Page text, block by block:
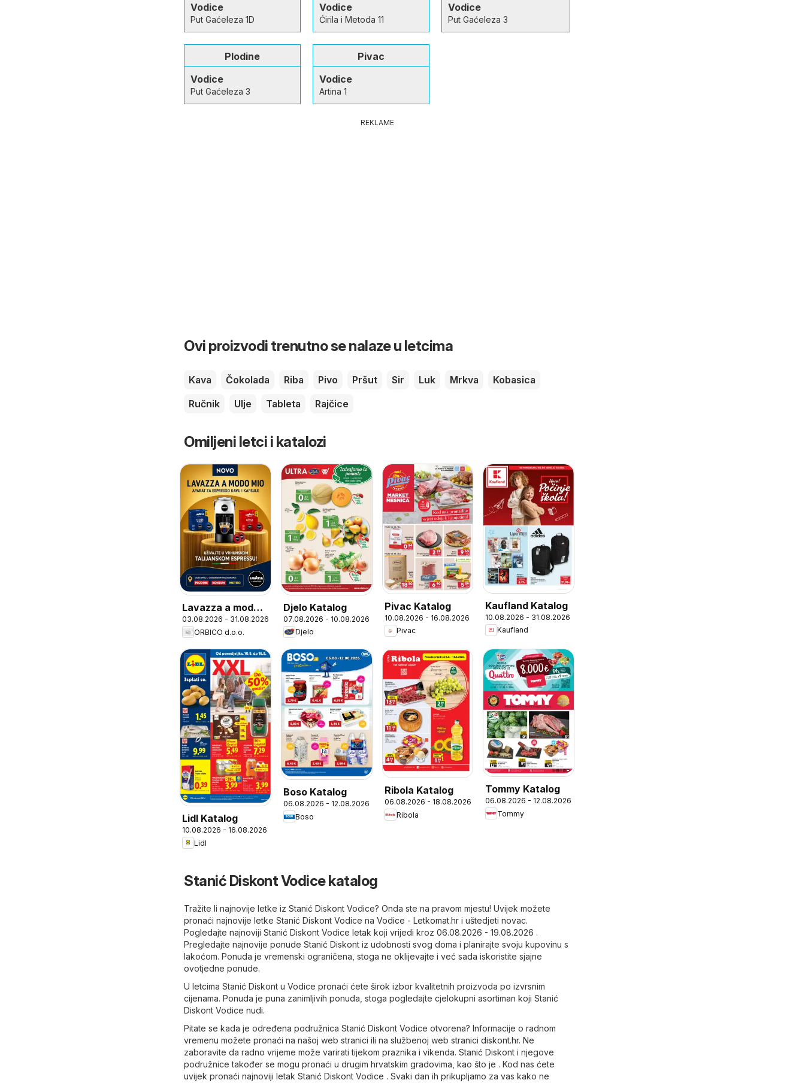
Vodice
Put Gaćeleza 1D
Vodice
Ćirila i Metoda 11
Vodice
Put Gaćeleza 3
Plodine
Vodice
Put Gaćeleza 3
Pivac
Vodice
Artina 1
REKLAME
Ovi proizvodi trenutno se nalaze u letcima
Kava Čokolada Riba Pivo Pršut Sir Luk Mrkva
Kobasica
Ručnik
Ulje Tableta Rajčice
Omiljeni letci i katalozi
Lavazza a modo
mio
03.08.2026 - 31.08.2026
ORBICO d.o.o.
Djelo Katalog
07.08.2026 - 10.08.2026
Djelo
Pivac Katalog
10.08.2026 - 16.08.2026
Pivac
Kaufland Katalog
10.08.2026 - 31.08.2026
Kaufland
Lidl Katalog
10.08.2026 - 16.08.2026
Lidl
Boso Katalog
06.08.2026 - 12.08.2026
Boso
Ribola Katalog
06.08.2026 - 18.08.2026
Ribola
Tommy Katalog
06.08.2026 - 12.08.2026
Tommy
Stanić Diskont Vodice katalog
Tražite li najnovije letke iz Stanić Diskont Vodice? Onda ste na pravom mjestu! Uvijek možete
pronaći najnovije letke Stanić Diskont Vodice na Vodice - Letkomat.hr i uštedjeti novac.
Pogledajte najnoviji Stanić Diskont Vodice letak koji vrijedi kroz 06.08.2026 - 19.08.2026 .
Pregledajte najnovije ponude Stanić Diskont iz udobnosti svog doma i planirajte svoju kupovinu s
lakoćom. Ponuda je vremenski ograničena, stoga ne oklijevajte i već sada iskoristite sjajne
ovotjedne ponude.
U letcima Stanić Diskont u Vodice pronaći ćete širok izbor kvalitetnih proizvoda po izvrsnim
cijenama. Ponuda je puna zanimljivih ponuda, stoga pogledajte cjelokupni asortiman koji Stanić
Diskont Vodice nudi.
Pitate se kada je određena podružnica Stanić Diskont Vodice otvorena? Informacije o radnom
vremenu možete pronaći na našoj web stranici ili na službenoj web stranici diskont.hr. Ne
zaboravite da radno vrijeme može varirati tijekom praznika i vikenda. Stanić Diskont i njegove
podružnice također se mogu pronaći u drugim hrvatskim gradovima, kao što je . Kod nas ćete
uvijek pronaći najnoviji letak Stanić Diskont Vodice . Svaki dan ih prikupljamo za vas kako ne